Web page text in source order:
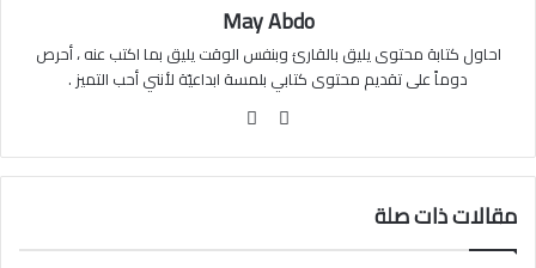
May Abdo
احاول كتابة محتوى يليق بالقارئ وبنفس الوقت يليق بما اكتب عنه ، أحرص
دوماً على تقديم محتوى كتابي بلمسة ابداعيّة لأنني أحب التميز .
موقع
مقالات ذات صلة